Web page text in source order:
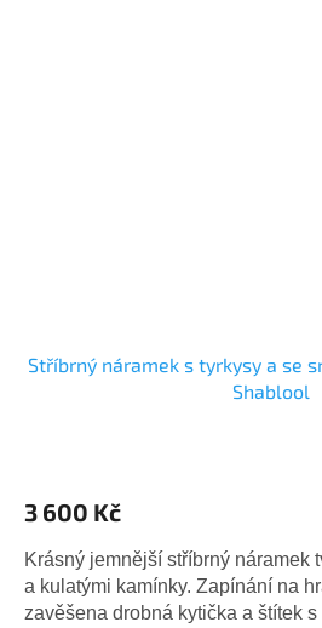
Stříbrný náramek s tyrkysy a se
Shablool
3 600 Kč
Krásný jemnější stříbrný náramek
a kulatými kamínky. Zapínání na
zavěšena drobná kytička a štítek